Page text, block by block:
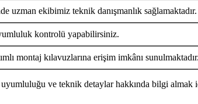
uzman ekibimiz teknik danışmanlık sağlamaktadır.
kontrolü yapabilirsiniz.
montaj kılavuzlarına erişim imkânı sunulmaktadır.
ve teknik detaylar hakkında bilgi almak